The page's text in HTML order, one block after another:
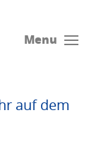
Menu
auf dem